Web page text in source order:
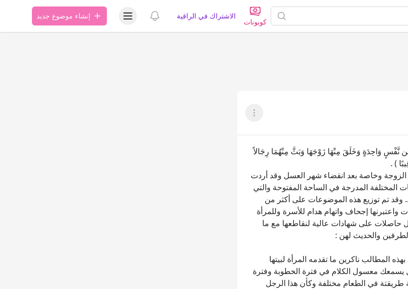
كوبونات
الاشتراك في الراقية عرض الإشعاراتعرض قائمة المستخدمإنشاء موضوع جديد
عرض القائمة
نَّفْسٍ وَاحِدَةٍ وَخَلَقَ مِنْهَا زَوْجَهَا وَبَثَّ مِنْهُمَا رِجَالاً
) .
الزوجة وخاصة بعد انقضاء شهر العسل وقد أردت
المختلفة المدرجة في الساحة المفتوحة والتي
وقد تم توزيع هذه الموضوعات على أكثر من
واعتبرنها إجحاف واتهام هدام للأسرة وللمرأة
حاصلات على شهادات عالية لنقاطعها مع ما
والحديث لهن :
المطالب ناكرين ما تقدمه المرأة لبيتها
يسمعك معسول الكلام في فترة الخطوبة وفترة
طريقتة في الطعام مختلفة وكأن هذا الرجل